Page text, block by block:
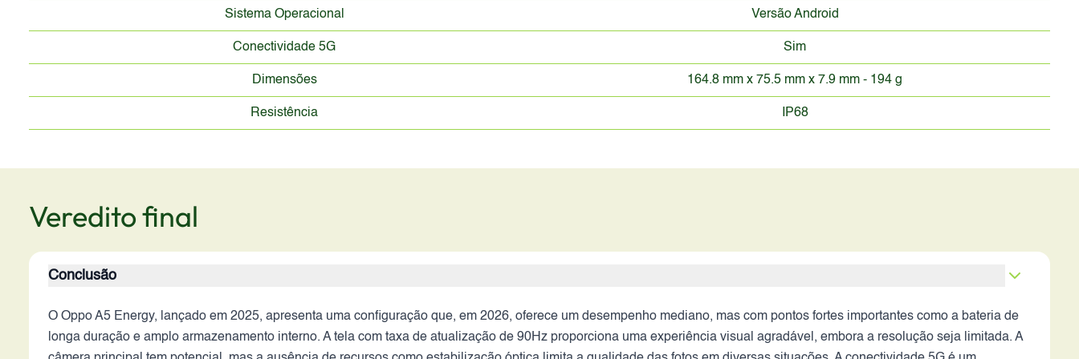
Sistema Operacional Versão Android
Conectividade 5G Sim
Dimensões 164.8 mm x 75.5 mm x 7.9 mm - 194 g
Resistência IP68
Veredito final
Conclusão
O Oppo A5 Energy, lançado em 2025, apresenta uma configuração que, em 2026, oferece um desempenho mediano, mas com pontos fortes importantes como a bateria de
longa duração e amplo armazenamento interno. A tela com taxa de atualização de 90Hz proporciona uma experiência visual agradável, embora a resolução seja limitada. A